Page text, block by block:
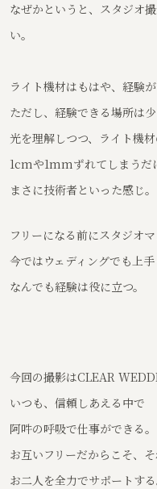
なぜかというと、スタジオ
い。
ライト機材はもはや、経験が
ただし、経験できる場所は
光を理解しつつ、ライト機
1cmや1mmずれてしまうだ
まさに技術者といった感じ。
フリーになる前にスタジオ
今ではウェディングでも上手
なんでも経験は役に立つ。
今回の撮影はCLEAR
いつも、信頼しあえる中で
阿吽の呼吸で仕事ができる。
お互いフリーだからこそ、
お二人を全力でサポートする